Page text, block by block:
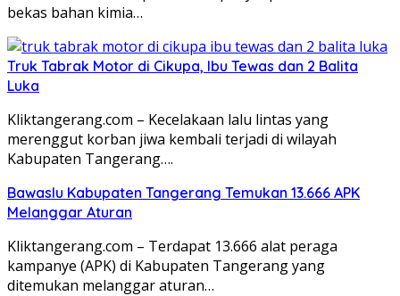
bekas bahan kimia…
Truk Tabrak Motor di Cikupa, Ibu Tewas dan 2 Balita
Luka
Kliktangerang.com – Kecelakaan lalu lintas yang
merenggut korban jiwa kembali terjadi di wilayah
Kabupaten Tangerang….
Bawaslu Kabupaten Tangerang Temukan 13.666 APK
Melanggar Aturan
Kliktangerang.com – Terdapat 13.666 alat peraga
kampanye (APK) di Kabupaten Tangerang yang
ditemukan melanggar aturan…